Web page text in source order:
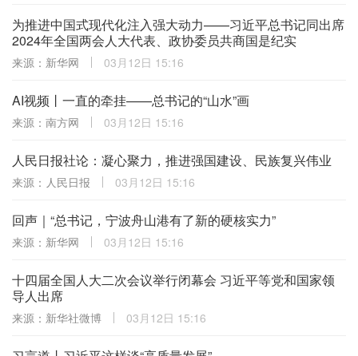
为推进中国式现代化注入强大动力——习近平总书记同出席
2024年全国两会人大代表、政协委员共商国是纪实
来源：新华网 03月12日 15:16
AI视频丨一直的牵挂——总书记的“山水”画
来源：南方网 03月12日 15:16
人民日报社论：凝心聚力，推进强国建设、民族复兴伟业
来源：人民日报 03月12日 15:16
回声｜“总书记，宁波舟山港有了新的硬核实力”
来源：新华网 03月12日 15:16
十四届全国人大二次会议举行闭幕会 习近平等党和国家领
导人出席
来源：新华社微博 03月12日 15:16